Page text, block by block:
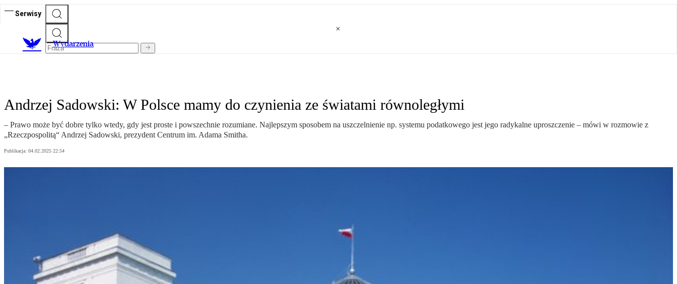
Serwisy
Wydarzenia
Andrzej Sadowski: W Polsce mamy do czynienia ze światami równoległymi
– Prawo może być dobre tylko wtedy, gdy jest proste i powszechnie rozumiane. Najlepszym sposobem na uszczelnienie np. systemu podatkowego jest jego radykalne uproszczenie – mówi w rozmowie z
„Rzeczpospolitą“ Andrzej Sadowski, prezydent Centrum im. Adama Smitha.
Publikacja: 04.02.2025 22:54